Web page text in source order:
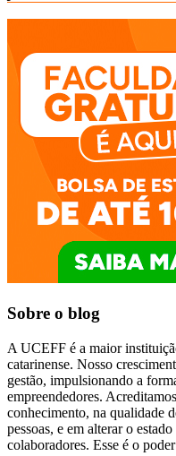
Sobre o blog
A UCEFF é a maior
catarinense. Nosso
gestão, impulsionando a
empreendedores.
conhecimento, na qualidade
pessoas, e em alterar o
colaboradores. Esse é o